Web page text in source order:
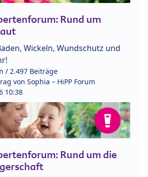
Rund um
Wickeln, Wundschutz und
/ 2.497 Beiträge
von Sophia – HiPP Forum
10:38
Rund um die